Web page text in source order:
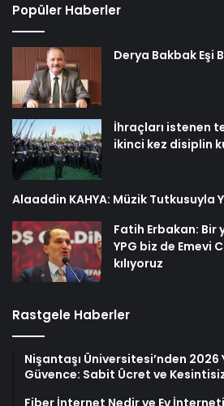
Popüler Haberler
Derya Bakbak Eşi
İhraçları istenen
ikinci kez disiplin
Alaaddin KAHYA: Müzik Tutkusuyla
Fatih Erbakan: Bir
YPG biz de Emevi
kılıyoruz
Rastgele Haberler
Nişantaşı Üniversitesi’nden 2026
Güvence: Sabit Ücret ve
Fiber İnternet Nedir ve Ev